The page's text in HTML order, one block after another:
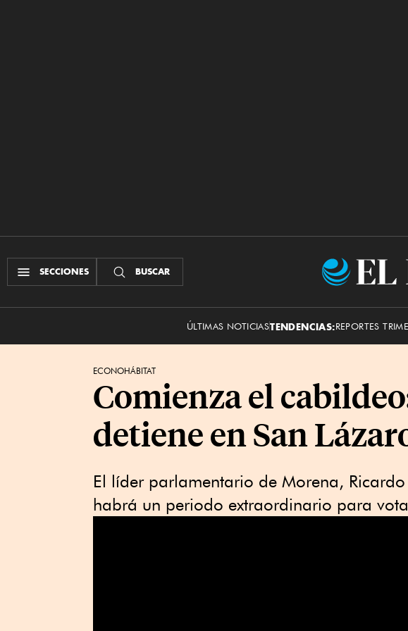
SECCIONES BUSCAR
ÚLTIMAS NOTICIASTENDENCIAS:REPORTES
ECONOHÁBITAT
Comienza el
detiene en San
El líder parlamentario de Morena,
habrá un periodo extraordinario para